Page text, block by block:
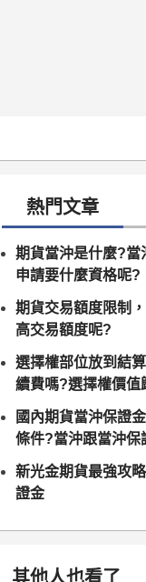
期貨當沖是什麼?當
申請要什麼資格呢?
期貨交易額度限制
高交易額度呢?
選擇權部位放到結
續費嗎?選擇權價值
國內期貨當沖保證
條件?當沖跟當沖保
差異?
新光金期貨最強攻
證金
其他人也看了